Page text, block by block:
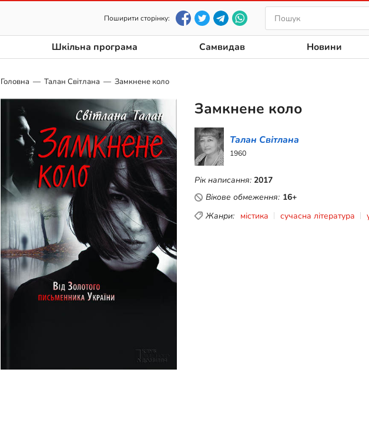
Поширити сторінку:
Шкільна програма Самвидав Новини
Головна Талан Світлана Замкнене коло
Замкнене коло
Талан Світлана
1960
Рік написання: 2017
Вікове обмеження: 16+
Жанри: містика сучасна література